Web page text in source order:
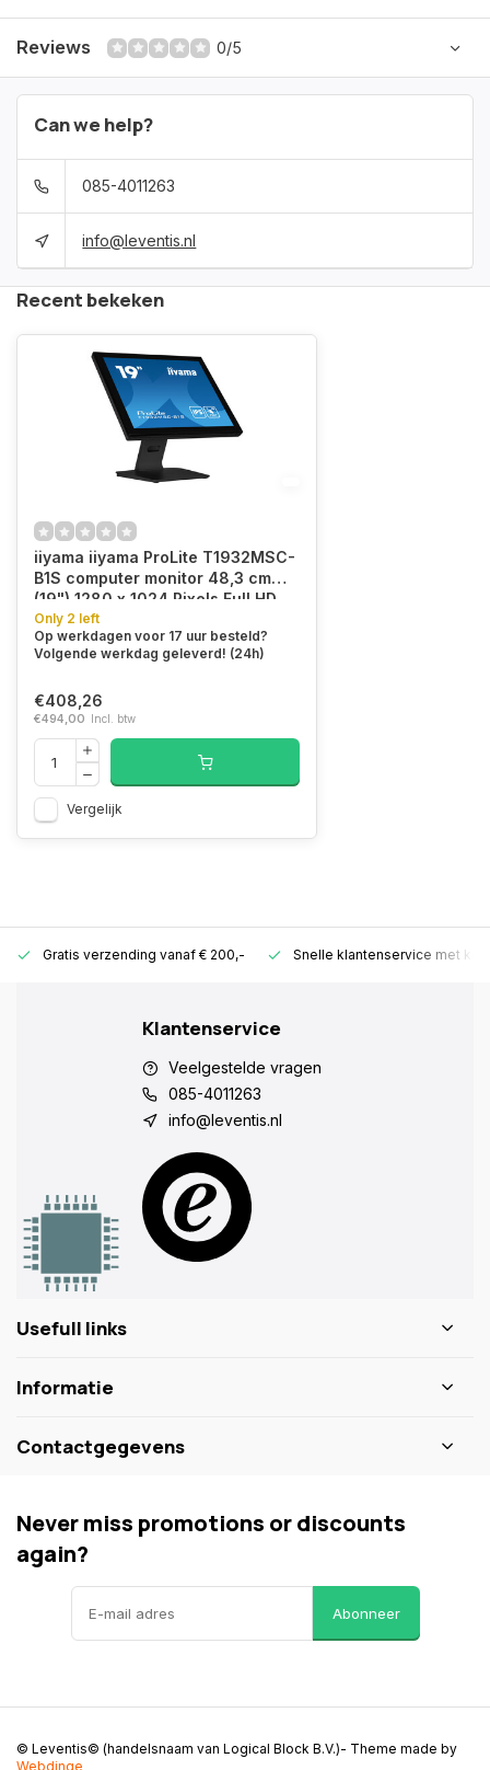
Reviews 0/5
Can we help?
085-4011263
info@leventis.nl
Recent bekeken
iiyama iiyama ProLite T1932MSC-
B1S computer monitor 48,3 cm
(19") 1280 x 1024 Pixels Full HD
LED Touchscreen Tafelblad Zwart
Only 2 left
Op werkdagen voor 17 uur besteld?
Volgende werkdag geleverd! (24h)
€408,26
€494,00 Incl. btw
Vergelijk
Gratis verzending vanaf € 200,- Snelle klantenservice met
Klantenservice
Veelgestelde vragen
085-4011263
info@leventis.nl
Usefull links
Informatie
Contactgegevens
Never miss promotions or discounts
again?
Abonneer
© Leventis© (handelsnaam van Logical Block B.V.)- Theme made by
Webdinge